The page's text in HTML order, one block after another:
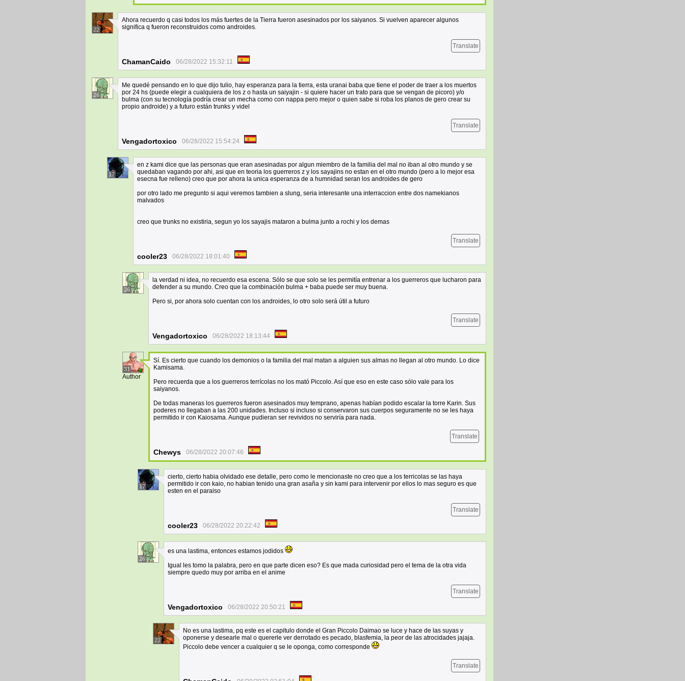
22
Ahora recuerdo q casi todos los más fuertes de la Tierra fueron asesinados por los saiyanos. Si vuelven aparecer algunos
significa q fueron reconstruidos como androides.
Translate
ChamanCaido 06/28/2022 15:32:11
26
Me quedé pensando en lo que dijo tulio, hay esperanza para la tierra, esta uranai baba que tiene el poder de traer a los muertos
por 24 hs (puede elegir a cualquiera de los z o hasta un saiyajin - si quiere hacer un trato para que se vengan de picoro) y/o
bulma (con su tecnología podría crear un mecha como con nappa pero mejor o quien sabe si roba los planos de gero crear su
propio androide) y a futuro están trunks y videl
Translate
Vengadortoxico 06/28/2022 15:54:24
17
en z kami dice que las personas que eran asesinadas por algun miembro de la familia del mal no iban al otro mundo y se
quedaban vagando por ahi, asi que en teoria los guerreros z y los sayajins no estan en el otro mundo (pero a lo mejor esa
esecna fue relleno) creo que por ahora la unica esperanza de a humnidad seran los androides de gero
por otro lado me pregunto si aqui veremos tambien a slung, seria interesante una interraccion entre dos namekianos
malvados
creo que trunks no existiria, segun yo los sayajis mataron a bulma junto a rochi y los demas
Translate
cooler23 06/28/2022 18:01:40
26
la verdad ni idea, no recuerdo esa escena. Sólo se que solo se les permitía entrenar a los guerreros que lucharon para
defender a su mundo. Creo que la combinación bulma + baba puede ser muy buena.
Pero si, por ahora solo cuentan con los androides, lo otro solo será útil a futuro
Translate
Vengadortoxico 06/28/2022 18:13:44
31
Author
Sí. Es cierto que cuando los demonios o la familia del mal matan a alguien sus almas no llegan al otro mundo. Lo dice
Kamisama.
Pero recuerda que a los guerreros terrícolas no los mató Piccolo. Así que eso en este caso sólo vale para los
saiyanos.
De todas maneras los guerreros fueron asesinados muy temprano, apenas habían podido escalar la torre Karin. Sus
poderes no llegaban a las 200 unidades. Incluso si incluso si conservaron sus cuerpos seguramente no se les haya
permitido ir con Kaiosama. Aunque pudieran ser revividos no serviría para nada.
Translate
Chewys 06/28/2022 20:07:46
17
cierto, cierto habia olvidado ese detalle, pero como le mencionaste no creo que a los terricolas se las haya
permitido ir con kaio, no habian tenido una gran asaña y sin kami para intervenir por ellos lo mas seguro es que
esten en el paraiso
Translate
cooler23 06/28/2022 20:22:42
26
es una lastima, entonces estamos jodidos
Igual les tomo la palabra, pero en que parte dicen eso? Es que mada curiosidad pero el tema de la otra vida
siempre quedo muy por arriba en el anime
Translate
Vengadortoxico 06/28/2022 20:50:21
22
No es una lastima, pq este es el capitulo donde el Gran Piccolo Daimao se luce y hace de las suyas y
oponerse y desearle mal o quererle ver derrotado es pecado, blasfemia, la peor de las atrocidades jajaja.
Piccolo debe vencer a cualquier q se le oponga, como corresponde
Translate